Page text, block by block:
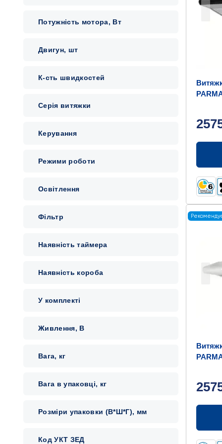
Потужність мотора, Вт
Двигун, шт
К-сть швидкостей
Серія витяжки
Керування
Режими роботи
Освітлення
Фільтр
Наявність таймера
Наявність короба
У комплекті
Живлення, В
Вага, кг
Вага в упаковці, кг
Розміри упаковки (В*Ш*Г), мм
Код УКТ ЗЕД